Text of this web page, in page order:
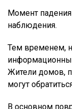
Момент
наблюдения.
Тем временем,
Жители домов,
могут
В основном